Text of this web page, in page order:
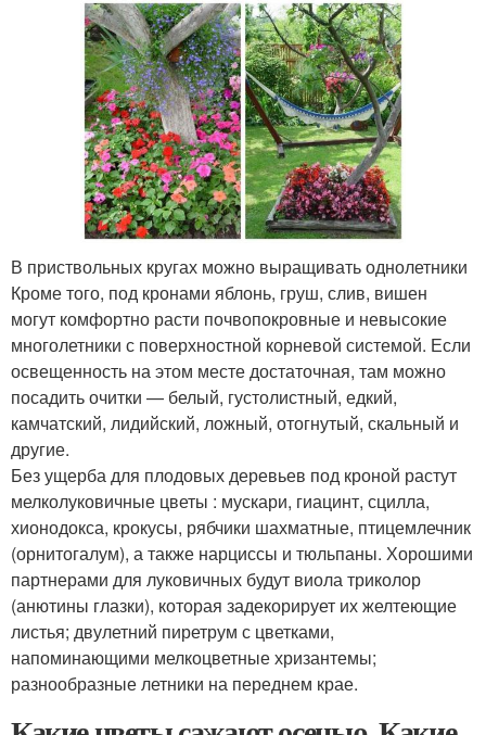
В приствольных кругах можно выращивать однолетники
Кроме того, под кронами яблонь, груш, слив, вишен
могут комфортно расти почвопокровные и невысокие
многолетники с поверхностной корневой системой. Если
освещенность на этом месте достаточная, там можно
посадить очитки — белый, густолистный, едкий,
камчатский, лидийский, ложный, отогнутый, скальный и
другие.
Без ущерба для плодовых деревьев под кроной растут
мелколуковичные цветы : мускари, гиацинт, сцилла,
хионодокса, крокусы, рябчики шахматные, птицемлечник
(орнитогалум), а также нарциссы и тюльпаны. Хорошими
партнерами для луковичных будут виола триколор
(анютины глазки), которая задекорирует их желтеющие
листья; двулетний пиретрум с цветками,
напоминающими мелкоцветные хризантемы;
разнообразные летники на переднем крае.